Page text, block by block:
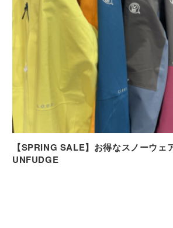
【SPRING SALE】お得なスノーウェ
UNFUDGE